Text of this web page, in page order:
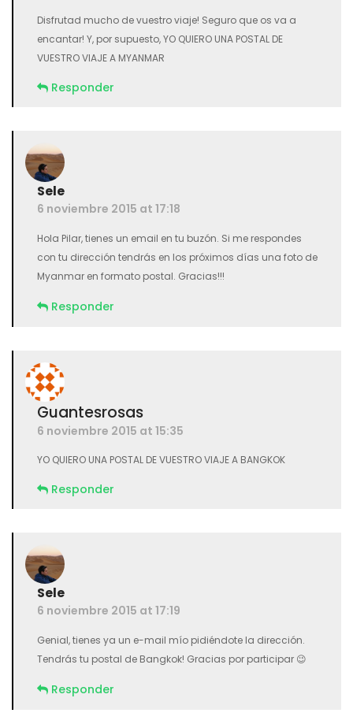
Disfrutad mucho de vuestro viaje! Seguro que os va a
encantar! Y, por supuesto, YO QUIERO UNA POSTAL DE
VUESTRO VIAJE A MYANMAR
Responder
Sele
6 noviembre 2015 at 17:18
Hola Pilar, tienes un email en tu buzón. Si me respondes
con tu dirección tendrás en los próximos días una foto de
Myanmar en formato postal. Gracias!!!
Responder
Guantesrosas
6 noviembre 2015 at 15:35
YO QUIERO UNA POSTAL DE VUESTRO VIAJE A BANGKOK
Responder
Sele
6 noviembre 2015 at 17:19
Genial, tienes ya un e-mail mío pidiéndote la dirección.
Tendrás tu postal de Bangkok! Gracias por participar 😉
Responder